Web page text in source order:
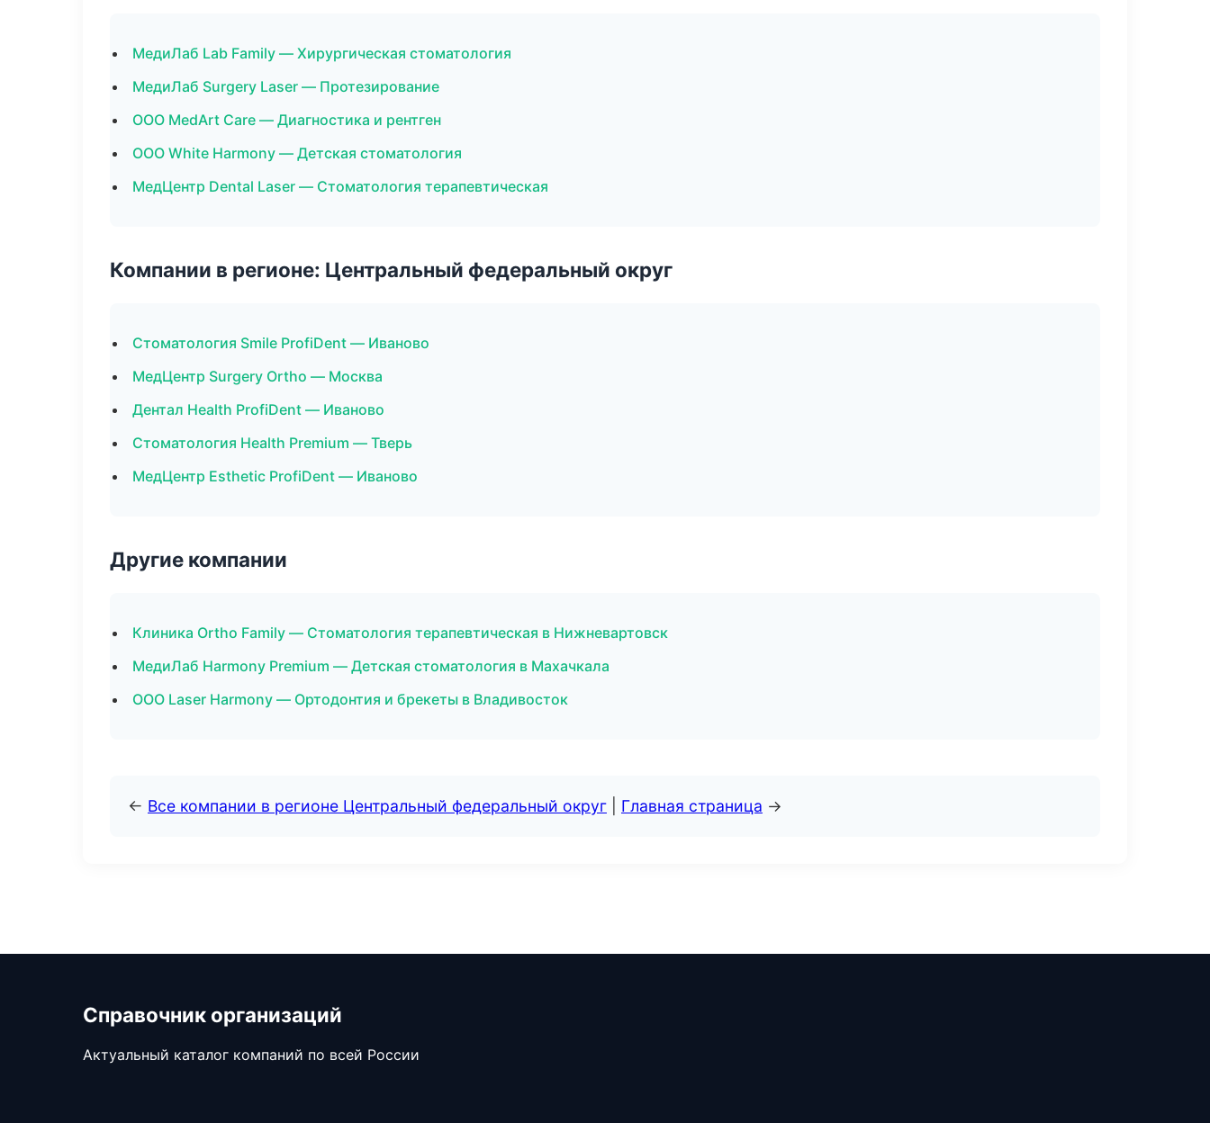
МедиЛаб Lab Family — Хирургическая стоматология
МедиЛаб Surgery Laser — Протезирование
ООО MedArt Care — Диагностика и рентген
ООО White Harmony — Детская стоматология
МедЦентр Dental Laser — Стоматология терапевтическая
Компании в регионе: Центральный федеральный округ
Стоматология Smile ProfiDent — Иваново
МедЦентр Surgery Ortho — Москва
Дентал Health ProfiDent — Иваново
Стоматология Health Premium — Тверь
МедЦентр Esthetic ProfiDent — Иваново
Другие компании
Клиника Ortho Family — Стоматология терапевтическая в Нижневартовск
МедиЛаб Harmony Premium — Детская стоматология в Махачкала
ООО Laser Harmony — Ортодонтия и брекеты в Владивосток
← Все компании в регионе Центральный федеральный округ Главная страница →
Справочник организаций
Актуальный каталог компаний по всей России